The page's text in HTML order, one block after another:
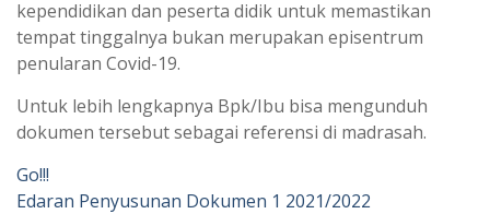
kependidikan dan peserta didik untuk memastikan
tempat tinggalnya bukan merupakan episentrum
penularan Covid-19.
Untuk lebih lengkapnya Bpk/Ibu bisa mengunduh
dokumen tersebut sebagai referensi di madrasah.
Go!!!
Edaran Penyusunan Dokumen 1 2021/2022